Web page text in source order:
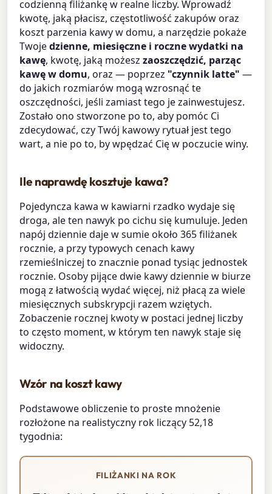
codzienną filiżankę w realne liczby. Wprowadź
kwotę, jaką płacisz, częstotliwość zakupów oraz
koszt parzenia kawy w domu, a narzędzie pokaże
Twojedzienne, miesięczne i roczne wydatki na
kawę, kwotę, jaką możeszzaoszczędzić, parząc
kawę w domu, oraz — poprzez "czynnik latte" —
do jakich rozmiarów mogą wzrosnąć te
oszczędności, jeśli zamiast tego je zainwestujesz.
Zostało ono stworzone po to, aby pomóc Ci
zdecydować, czy Twój kawowy rytuał jest tego
wart, a nie po to, by wpędzać Cię w poczucie winy.
Ile naprawdę kosztuje kawa?
Pojedyncza kawa w kawiarni rzadko wydaje się
droga, ale ten nawyk po cichu się kumuluje. Jeden
napój dziennie daje w sumie około 365 filiżanek
rocznie, a przy typowych cenach kawy
rzemieślniczej to znacznie ponad tysiąc jednostek
rocznie. Osoby pijące dwie kawy dziennie w biurze
mogą z łatwością wydać więcej, niż płacą za wiele
miesięcznych subskrypcji razem wziętych.
Zobaczenie rocznej kwoty w postaci jednej liczby
to często moment, w którym ten nawyk staje się
widoczny.
Wzór na koszt kawy
Podstawowe obliczenie to proste mnożenie
rozłożone na realistyczny rok liczący 52,18
tygodnia:
FILIŻANKI NA ROK